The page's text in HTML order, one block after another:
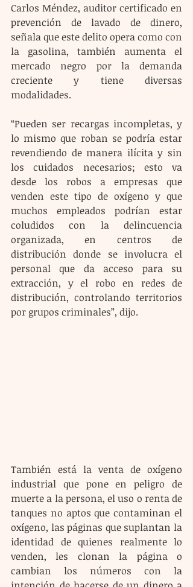
Carlos Méndez, auditor certificado en
prevención de lavado de dinero,
señala que este delito opera como con
la gasolina, también aumenta el
mercado negro por la demanda
creciente y tiene diversas
modalidades.
“Pueden ser recargas incompletas, y
lo mismo que roban se podría estar
revendiendo de manera ilícita y sin
los cuidados necesarios; esto va
desde los robos a empresas que
venden este tipo de oxígeno y que
muchos empleados podrían estar
coludidos con la delincuencia
organizada, en centros de
distribución donde se involucra el
personal que da acceso para su
extracción, y el robo en redes de
distribución, controlando territorios
por grupos criminales”, dijo.
También está la venta de oxígeno
industrial que pone en peligro de
muerte a la persona, el uso o renta de
tanques no aptos que contaminan el
oxígeno, las páginas que suplantan la
identidad de quienes realmente lo
venden, les clonan la página o
cambian los números con la